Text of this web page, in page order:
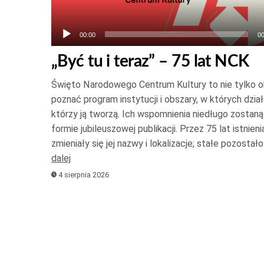
00:00
„Być tu i teraz” – 75 lat NCK
Święto Narodowego Centrum Kultury to nie tylko
poznać program instytucji i obszary, w których
którzy ją tworzą. Ich wspomnienia niedługo
formie jubileuszowej publikacji. Przez 75 lat
zmieniały się jej nazwy i lokalizacje; stałe
dalej
4 sierpnia 2026